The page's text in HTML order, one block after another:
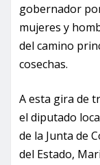
gobernador
mujeres y
del camino
cosechas.
A esta gira de
el diputado
de la Junta de
del Estado,